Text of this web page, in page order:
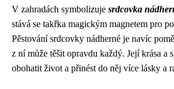
V zahradách symbolizuje srdcovka
stává se takřka magickým magnetem pro
Pěstování srdcovky nádherné je navíc
z ní může těšit opravdu každý. Její krása a
obohatit život a přinést do něj více lásky a